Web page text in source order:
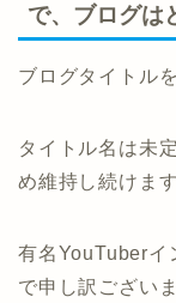
で、ブログは
ブログタイトル
タイトル名は未
め維持し続けま
有名YouTuberイ
で申し訳ござい